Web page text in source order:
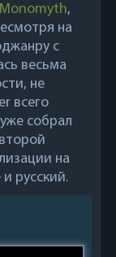
,
на
с
весьма
не
всего
собрал
на
русский.